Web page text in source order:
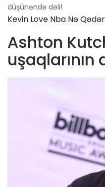
düşünəndə dəli!
Kevin Love Nba Nə
Ashton
uşaqlarının